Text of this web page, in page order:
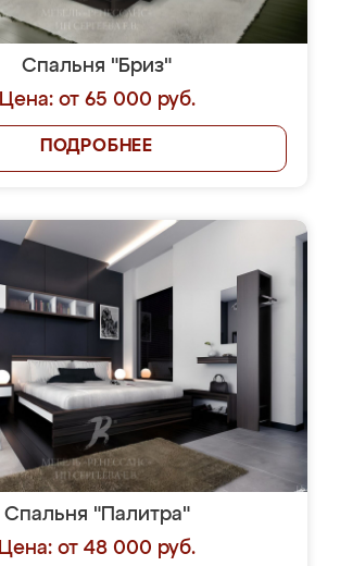
Спальня "Бриз"
Цена: от 65 000 руб.
ПОДРОБНЕЕ
Спальня "Палитра"
Цена: от 48 000 руб.